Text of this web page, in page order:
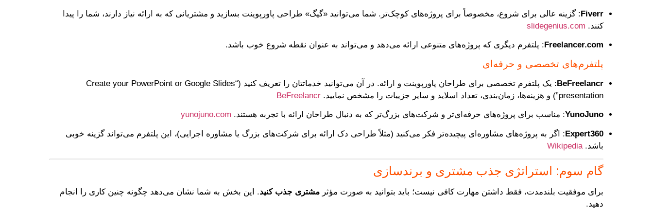
Fiverr: گزینه عالی برای شروع، مخصوصاً برای پروژه‌های کوچک‌تر. شما می‌توانید «گیگ» طراحی پاورپوینت بسازید و مشتریانی که به ارائه نیاز دارند، شما را پیدا
کنند. slidegenius.com
Freelancer.com : پلتفرم دیگری که پروژه‌های متنوعی ارائه می‌دهد و می‌تواند به عنوان نقطه شروع خوب باشد.
پلتفرم‌های تخصصی و حرفه‌ای
BeFreelancr
: یک پلتفرم تخصصی برای طراحان پاورپوینت و ارائه. در آن می‌توانید خدماتتان را تعریف کنید (“Create your PowerPoint or Google Slides
presentation”) و هزینه‌ها، زمان‌بندی، تعداد اسلاید و سایر جزییات را مشخص نمایید.
BeFreelancr
YunoJuno: مناسب برای پروژه‌های حرفه‌ای‌تر و شرکت‌های بزرگ‌تر که به دنبال طراحان ارائه با تجربه هستند. yunojuno.com
Expert360: اگر به پروژه‌های مشاوره‌ای پیچیده‌تر فکر می‌کنید (مثلاً طراحی دک ارائه برای شرکت‌های بزرگ یا مشاوره اجرایی)، این پلتفرم می‌تواند گزینه خوبی
باشد. Wikipedia
گام سوم: استراتژی جذب مشتری و برندسازی
برای موفقیت بلندمدت، فقط داشتن مهارت کافی نیست؛ باید بتوانید به صورت مؤثر مشتری جذب کنید. این بخش به شما نشان می‌دهد چگونه چنین کاری را انجام
دهید.